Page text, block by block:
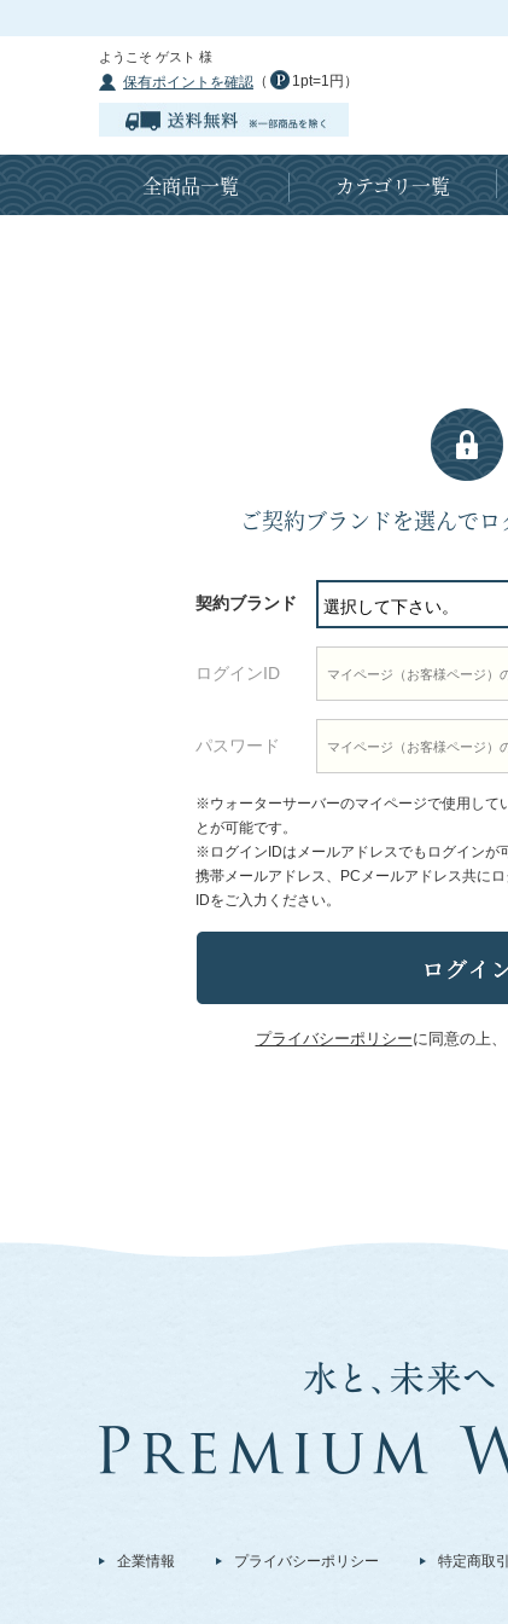
ようこそ ゲスト 様
保有ポイントを確認 （ 1pt=1円）
全商品一覧 カテゴリ一覧
ご契約ブランドを選んで
契約ブランド
ログインID
パスワード
※ウォーターサーバーのマイページで使用して
とが可能です。
※ログインIDはメールアドレスでもログインが
携帯メールアドレス、PCメールアドレス共に
IDをご入力ください。
プライバシーポリシーに同意の上
企業情報 プライバシーポリシー 特定商取